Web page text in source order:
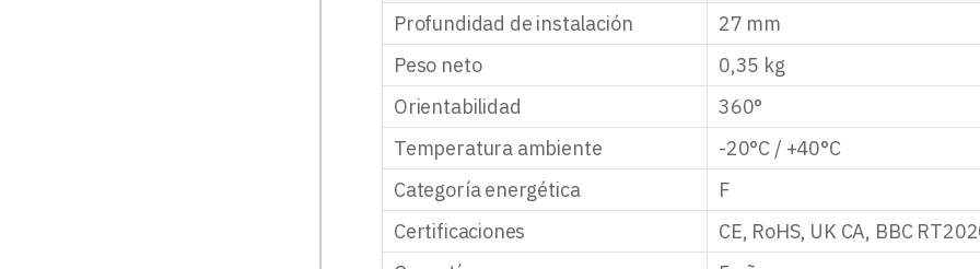
Profundidad de instalación
27 mm
Peso neto
0,35 kg
Orientabilidad
360°
Temperatura ambiente
-20°C / +40°C
Categoría energética
F
Certificaciones
CE, RoHS, UK CA, BBC